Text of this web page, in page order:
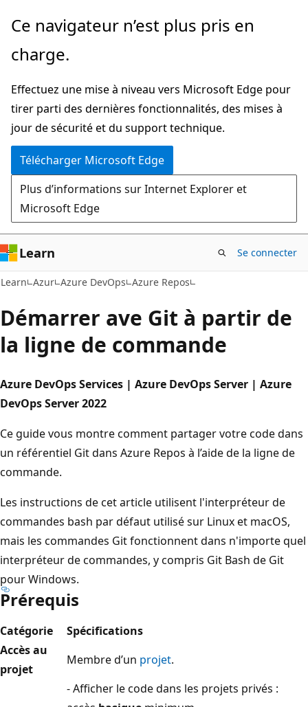
Passer
directement
au
principal
Ce navigateur n’est plus pris en
charge.
Effectuez une mise à niveau vers Microsoft Edge pour
tirer parti des dernières fonctionnalités, des mises à
jour de sécurité et du support technique.
Télécharger Microsoft Edge
Plus d’informations sur Internet Explorer et
Microsoft Edge
Learn Se connecter
Learn Azur Azure DevOps Azure Repos
Démarrer ave Git à partir de
la ligne de commande
Azure DevOps Services | Azure DevOps Server | Azure
DevOps Server 2022
Ce guide vous montre comment partager votre code dans
un référentiel Git dans Azure Repos à l’aide de la ligne de
commande.
Les instructions de cet article utilisent l'interpréteur de
commandes bash par défaut utilisé sur Linux et macOS,
mais les commandes Git fonctionnent dans n'importe quel
interpréteur de commandes, y compris Git Bash de Git
pour Windows.
Prérequis
Catégorie
Spécifications
Accès au
projet
Membre d’un projet.
- Afficher le code dans les projets privés :